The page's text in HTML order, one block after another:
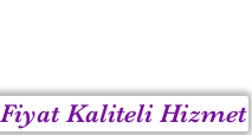
Kaliteli Hizmet